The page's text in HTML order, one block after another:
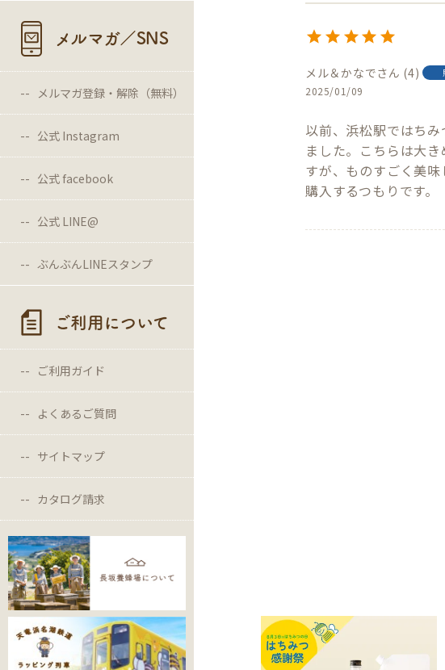
メルマガ／SNS
メルマガ登録・解除（無料）
公式 Instagram
公式 facebook
公式 LINE@
ぶんぶんLINEスタンプ
ご利用について
ご利用ガイド
よくあるご質問
サイトマップ
カタログ請求
メル＆かなで 4
2025/01/09
以前、浜松駅ではち
ました。こちらは大
すが、ものすごく美
購入するつもりです。